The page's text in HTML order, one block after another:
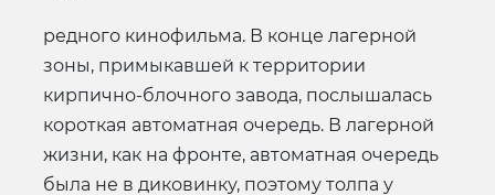
редного кинофильма. В конце лагерной
зоны, примыкавшей к территории
кирпично-блочного завода, послышалась
короткая автоматная очередь. В лагерной
жизни, как на фронте, автоматная очередь
была не в диковинку, поэтому толпа у